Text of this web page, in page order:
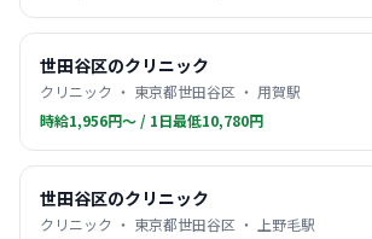
世田谷区のクリニック
クリニック ・ 東京都世田谷区 ・ 用賀駅
時給1,956円〜 / 1日最低10,780円
世田谷区のクリニック
クリニック ・ 東京都世田谷区 ・ 上野毛駅